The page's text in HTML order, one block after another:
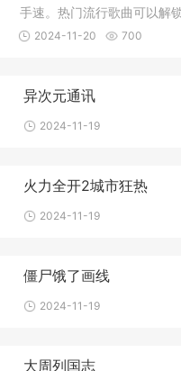
手速。热门流行歌曲可以解
斗。游
2024-11-20 700
异次元通讯
2024-11-19
火力全开2城市狂热
2024-11-19
僵尸饿了画线
2024-11-19
大周列国志